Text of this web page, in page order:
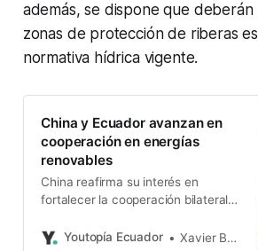
además, se dispone que
zonas de protección de riberas
normativa hídrica vigente.
China y Ecuador avanzan en
cooperación en energías
renovables
China reafirma su interés en
fortalecer la cooperación bilateral.
energética, la innovación y el
Youtopía Ecuador Xavier Basantes